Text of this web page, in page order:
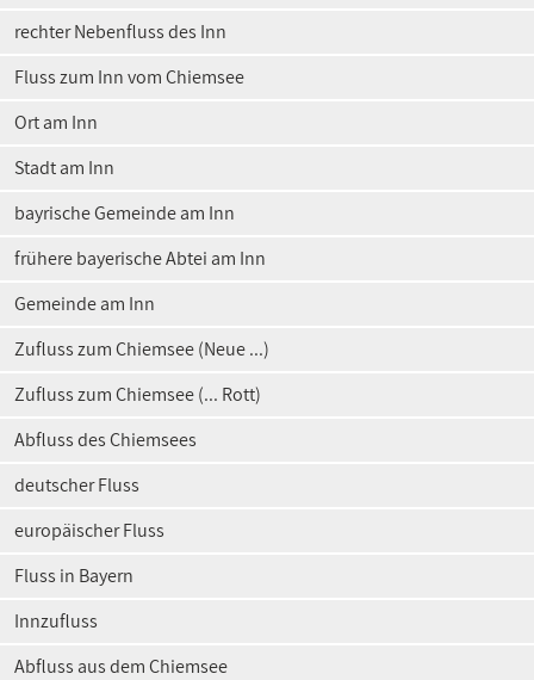
rechter Nebenfluss des Inn
Fluss zum Inn vom Chiemsee
Ort am Inn
Stadt am Inn
bayrische Gemeinde am Inn
frühere bayerische Abtei am Inn
Gemeinde am Inn
Zufluss zum Chiemsee (Neue ...)
Zufluss zum Chiemsee (... Rott)
Abfluss des Chiemsees
deutscher Fluss
europäischer Fluss
Fluss in Bayern
Innzufluss
Abfluss aus dem Chiemsee